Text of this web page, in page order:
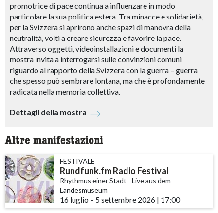
promotrice di pace continua a influenzare in modo
particolare la sua politica estera. Tra minacce e solidarietà,
per la Svizzera si aprirono anche spazi di manovra della
neutralità, volti a creare sicurezza e favorire la pace.
Attraverso oggetti, videoinstallazioni e documenti la
mostra invita a interrogarsi sulle convinzioni comuni
riguardo al rapporto della Svizzera con la guerra – guerra
che spesso può sembrare lontana, ma che è profondamente
radicata nella memoria collettiva.
Dettagli della mostra
Altre manifestazioni
FESTIVALE
Rundfunk.fm Radio Festival
Rhythmus einer Stadt - Live aus dem
Landesmuseum
16 luglio accessibility.time_to
– 5 settembre 2026 | 17:00